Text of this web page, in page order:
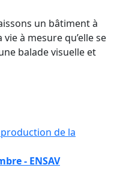
un bâtiment à
à mesure qu’elle se
balade visuelle et
- ENSAV